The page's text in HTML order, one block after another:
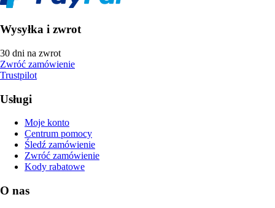
Wysyłka i zwrot
30 dni na zwrot
Zwróć zamówienie
Trustpilot
Usługi
Moje konto
Centrum pomocy
Śledź zamówienie
Zwróć zamówienie
Kody rabatowe
O nas